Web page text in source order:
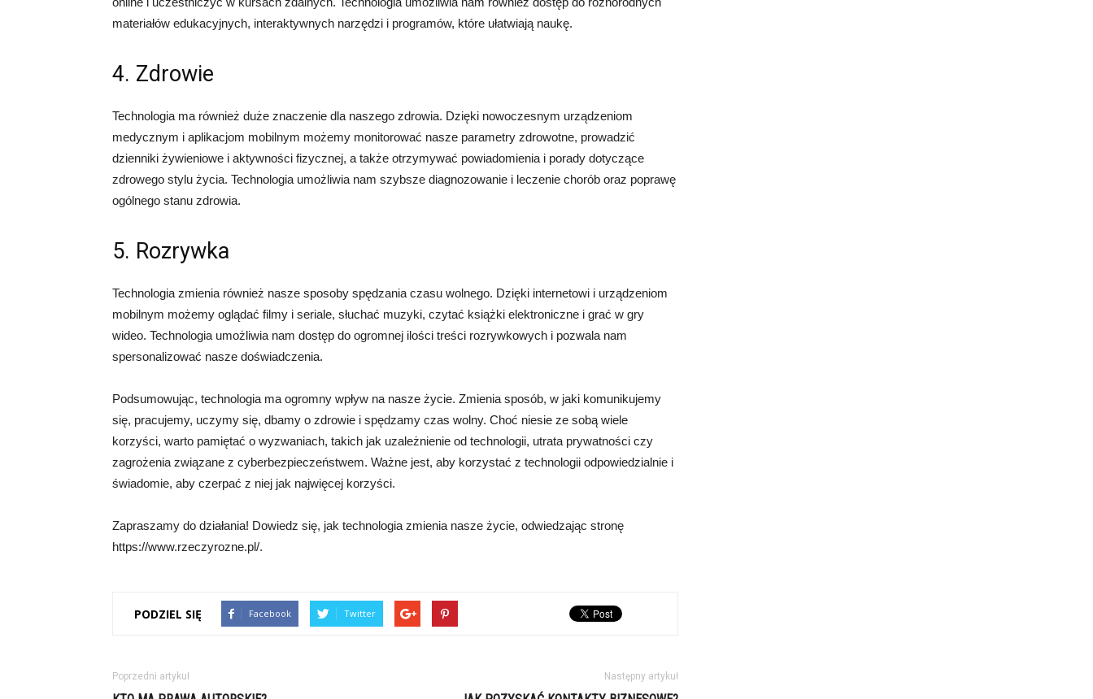
materiałów edukacyjnych, interaktywnych narzędzi i programów, które ułatwiają naukę.
4. Zdrowie
Technologia ma również duże znaczenie dla naszego zdrowia. Dzięki nowoczesnym urządzeniom
medycznym i aplikacjom mobilnym możemy monitorować nasze parametry zdrowotne, prowadzić
dzienniki żywieniowe i aktywności fizycznej, a także otrzymywać powiadomienia i porady dotyczące
zdrowego stylu życia. Technologia umożliwia nam szybsze diagnozowanie i leczenie chorób oraz poprawę
ogólnego stanu zdrowia.
5. Rozrywka
Technologia zmienia również nasze sposoby spędzania czasu wolnego. Dzięki internetowi i urządzeniom
mobilnym możemy oglądać filmy i seriale, słuchać muzyki, czytać książki elektroniczne i grać w gry
wideo. Technologia umożliwia nam dostęp do ogromnej ilości treści rozrywkowych i pozwala nam
spersonalizować nasze doświadczenia.
Podsumowując, technologia ma ogromny wpływ na nasze życie. Zmienia sposób, w jaki komunikujemy
się, pracujemy, uczymy się, dbamy o zdrowie i spędzamy czas wolny. Choć niesie ze sobą wiele
korzyści, warto pamiętać o wyzwaniach, takich jak uzależnienie od technologii, utrata prywatności czy
zagrożenia związane z cyberbezpieczeństwem. Ważne jest, aby korzystać z technologii odpowiedzialnie i
świadomie, aby czerpać z niej jak najwięcej korzyści.
Zapraszamy do działania! Dowiedz się, jak technologia zmienia nasze życie, odwiedzając stronę
https://www.rzeczyrozne.pl/.
PODZIEL SIĘ Facebook Twitter
Poprzedni artykuł Następny artykuł